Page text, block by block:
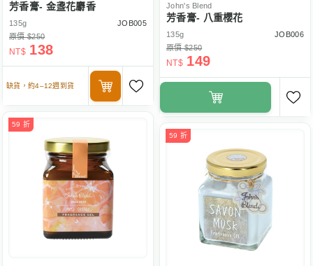
芳香膏- 金盞花麝香
135g
JOB005
原價 $250
NT$ 138
缺貨，約4–12週到貨
John's Blend
芳香膏- 八重櫻花
135g
JOB006
原價 $250
NT$ 149
59 折
59 折